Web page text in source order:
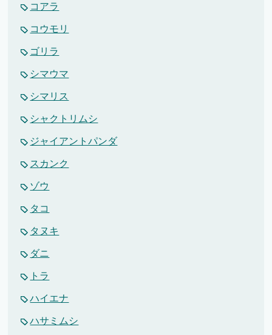
コアラ
コウモリ
ゴリラ
シマウマ
シマリス
シャクトリムシ
ジャイアントパンダ
スカンク
ゾウ
タコ
タヌキ
ダニ
トラ
ハイエナ
ハサミムシ